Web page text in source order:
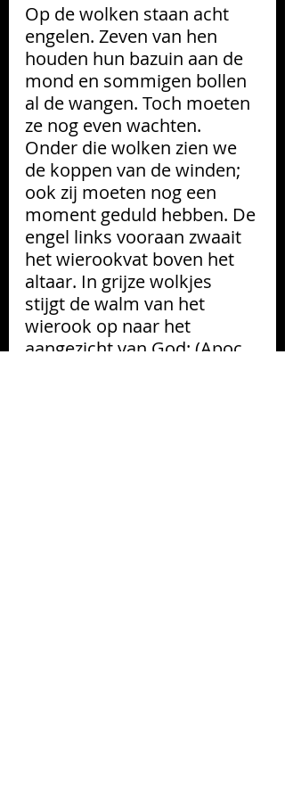
Op de wolken staan acht
engelen. Zeven van hen
houden hun bazuin aan de
mond en sommigen bollen
al de wangen. Toch moeten
ze nog even wachten.
Onder die wolken zien we
de koppen van de winden;
ook zij moeten nog een
moment geduld hebben. De
engel links vooraan zwaait
het wierookvat boven het
altaar. In grijze wolkjes
stijgt de walm van het
wierook op naar het
aangezicht van God: (Apoc.